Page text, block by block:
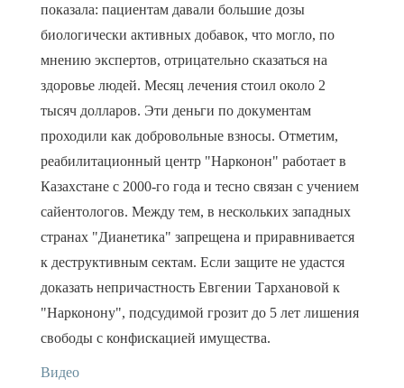
показала: пациентам давали большие дозы
биологически активных добавок, что могло, по
мнению экспертов, отрицательно сказаться на
здоровье людей. Месяц лечения стоил около 2
тысяч долларов. Эти деньги по документам
проходили как добровольные взносы. Отметим,
реабилитационный центр "Нарконон" работает в
Казахстане с 2000-го года и тесно связан с учением
сайентологов. Между тем, в нескольких западных
странах "Дианетика" запрещена и приравнивается
к деструктивным сектам. Если защите не удастся
доказать непричастность Евгении Тархановой к
"Нарконону", подсудимой грозит до 5 лет лишения
свободы с конфискацией имущества.
Видео